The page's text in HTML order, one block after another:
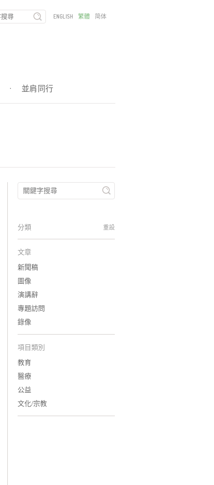
· 並肩同行
ENGLISH 繁體 简体
分類 重設
文章
新聞稿
圖像
演講辭
專題訪問
錄像
項目類別
教育
醫療
公益
文化/宗教